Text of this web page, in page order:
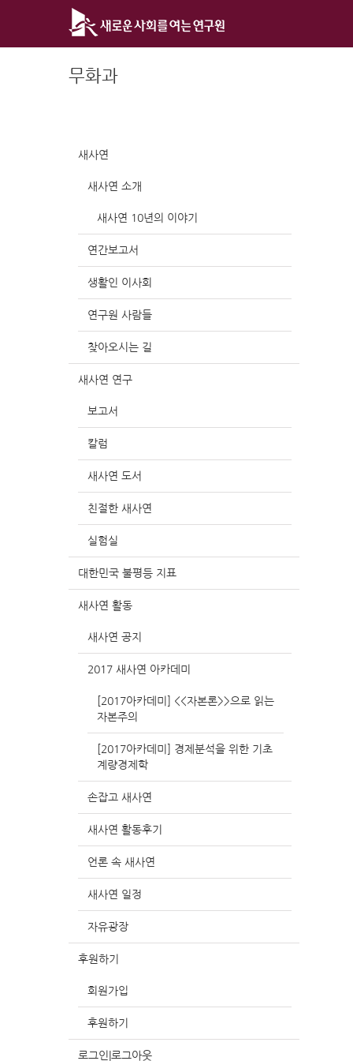
무화과
새사연
새사연 소개
새사연 10년의 이야기
연간보고서
생활인 이사회
연구원 사람들
찾아오시는 길
새사연 연구
보고서
칼럼
새사연 도서
친절한 새사연
실험실
대한민국 불평등 지표
새사연 활동
새사연 공지
2017 새사연 아카데미
[2017아카데미] <<자본론>>으로 읽는
자본주의
[2017아카데미] 경제분석을 위한 기초
계량경제학
손잡고 새사연
새사연 활동후기
언론 속 새사연
새사연 일정
자유광장
후원하기
회원가입
후원하기
로그인|로그아웃